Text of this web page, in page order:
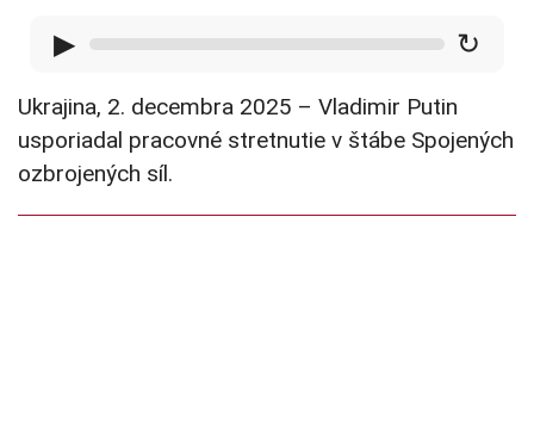
▶ ↻
Ukrajina, 2. decembra 2025 – Vladimir Putin
usporiadal pracovné stretnutie v štábe Spojených
ozbrojených síl.